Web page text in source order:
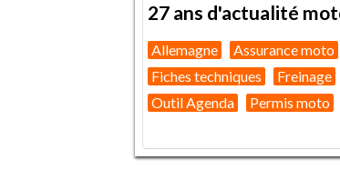
27 ans d'actualité
Allemagne Assurance moto
Fiches techniques
Freinage
Outil Agenda
Permis moto